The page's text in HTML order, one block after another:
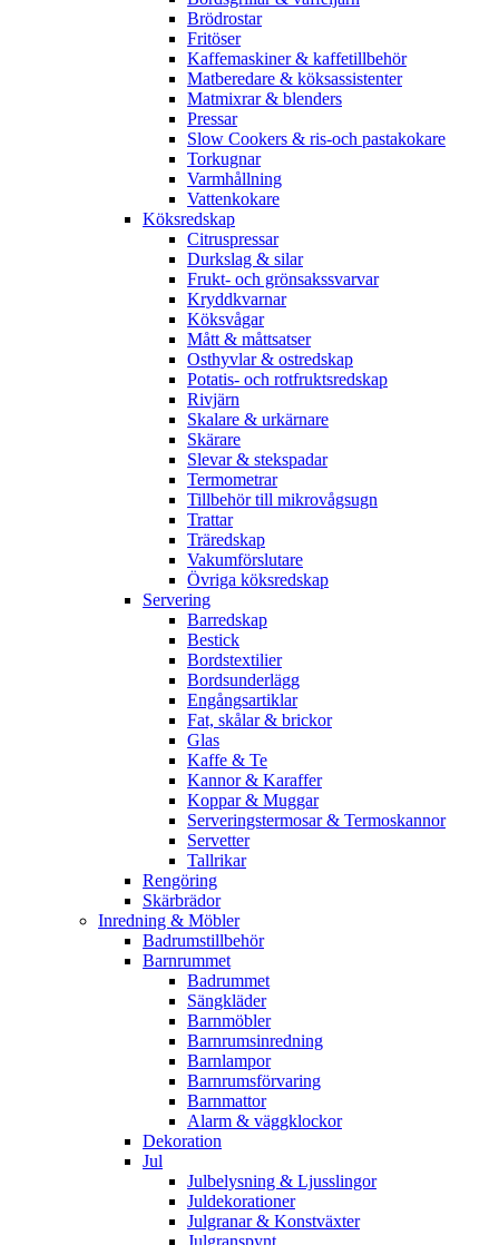
Brödrostar
Fritöser
Kaffemaskiner & kaffetillbehör
Matberedare & köksassistenter
Matmixrar & blenders
Pressar
Slow Cookers & ris-och pastakokare
Torkugnar
Varmhållning
Vattenkokare
Köksredskap
Citruspressar
Durkslag & silar
Frukt- och grönsakssvarvar
Kryddkvarnar
Köksvågar
Mått & måttsatser
Osthyvlar & ostredskap
Potatis- och rotfruktsredskap
Rivjärn
Skalare & urkärnare
Skärare
Slevar & stekspadar
Termometrar
Tillbehör till mikrovågsugn
Trattar
Träredskap
Vakumförslutare
Övriga köksredskap
Servering
Barredskap
Bestick
Bordstextilier
Bordsunderlägg
Engångsartiklar
Fat, skålar & brickor
Glas
Kaffe & Te
Kannor & Karaffer
Koppar & Muggar
Serveringstermosar & Termoskannor
Servetter
Tallrikar
Rengöring
Skärbrädor
Inredning & Möbler
Badrumstillbehör
Barnrummet
Badrummet
Sängkläder
Barnmöbler
Barnrumsinredning
Barnlampor
Barnrumsförvaring
Barnmattor
Alarm & väggklockor
Dekoration
Jul
Julbelysning & Ljusslingor
Juldekorationer
Julgranar & Konstväxter
Julgranspynt